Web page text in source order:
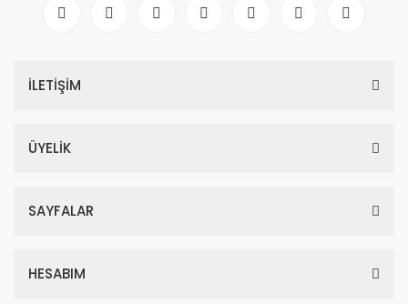
İLETİŞİM
ÜYELİK
SAYFALAR
HESABIM